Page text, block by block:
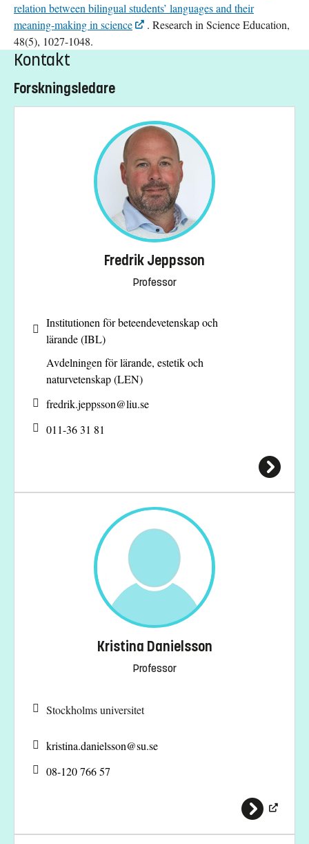
relation between bilingual students’ languages and their
meaning-making in science
. Research in Science Education,
48(5), 1027-1048.
Kontakt
Forskningsledare
Fredrik Jeppsson
Professor
Institutionen för beteendevetenskap och
lärande (IBL)
Avdelningen för lärande, estetik och
naturvetenskap (LEN)
fredrik.jeppsson@liu.se
011-36 31 81
Kristina Danielsson
Professor
Stockholms universitet
kristina.danielsson@su.se
08-120 766 57